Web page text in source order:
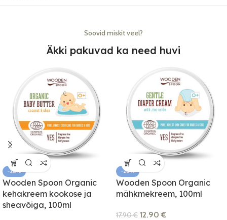
Soovid miskit veel?
Äkki pakuvad ka need huvi
-28%
Wooden Spoon Organic
kehakreem kookose ja
sheavõiga, 100ml
-28%
Wooden Spoon Organic
mähkmekreem, 100ml
17.90€ 12.90€